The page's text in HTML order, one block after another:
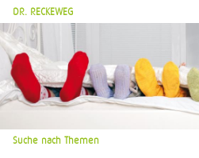
DR. RECKEWEG
Suche nach Themen